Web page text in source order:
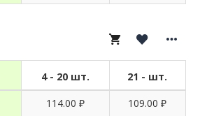
4 - 20 шт. 21 - шт.
114.00 ₽ 109.00 ₽